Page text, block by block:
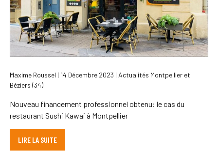
Maxime Roussel | 14 Décembre 2023 | Actualités Montpellier et
Béziers (34)
Nouveau financement professionnel obtenu: le cas du
restaurant Sushi Kawai à Montpellier
LIRE LA SUITE